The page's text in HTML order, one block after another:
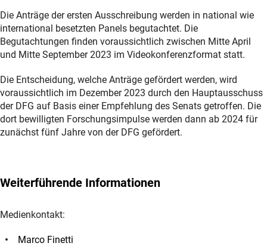
Die Anträge der ersten Ausschreibung werden in national wie
international besetzten Panels begutachtet. Die
Begutachtungen finden voraussichtlich zwischen Mitte April
und Mitte September 2023 im Videokonferenzformat statt.
Die Entscheidung, welche Anträge gefördert werden, wird
voraussichtlich im Dezember 2023 durch den Hauptausschuss
der DFG auf Basis einer Empfehlung des Senats getroffen. Die
dort bewilligten Forschungsimpulse werden dann ab 2024 für
zunächst fünf Jahre von der DFG gefördert.
Weiterführende Informationen
Medienkontakt:
Marco Finetti